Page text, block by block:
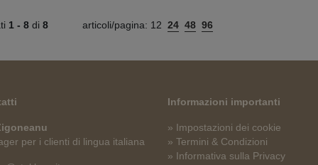
1 - 8 di 8 articoli/pagina: 12 24 48 96
per i clienti di lingua italiana
Informazioni importanti
» Impostazioni dei cookie
» Termini & Condizioni
» Informativa sulla Privacy